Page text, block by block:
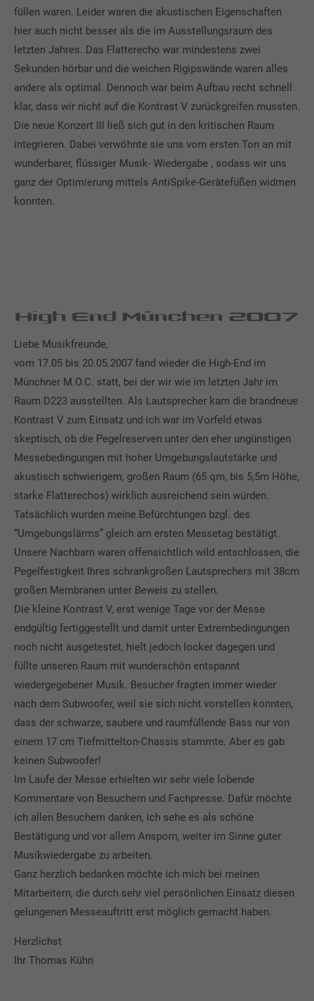
füllen waren. Leider waren die akustischen Eigenschaften
hier auch nicht besser als die im Ausstellungsraum des
letzten Jahres. Das Flatterecho war mindestens zwei
Sekunden hörbar und die weichen Rigipswände waren alles
andere als optimal. Dennoch war beim Aufbau recht schnell
klar, dass wir nicht auf die Kontrast V zurückgreifen mussten.
Die neue Konzert III ließ sich gut in den kritischen Raum
integrieren. Dabei verwöhnte sie uns vom ersten Ton an mit
wunderbarer, flüssiger Musik- Wiedergabe , sodass wir uns
ganz der Optimierung mittels AntiSpike-Gerätefüßen widmen
konnten.
High End München 2007
Liebe Musikfreunde,
vom 17.05 bis 20.05.2007 fand wieder die High-End im
Münchner M.O.C. statt, bei der wir wie im letzten Jahr im
Raum D223 ausstellten. Als Lautsprecher kam die brandneue
Kontrast V zum Einsatz und ich war im Vorfeld etwas
skeptisch, ob die Pegelreserven unter den eher ungünstigen
Messebedingungen mit hoher Umgebungslautstärke und
akustisch schwierigem, großen Raum (65 qm, bis 5,5m Höhe,
starke Flatterechos) wirklich ausreichend sein würden.
Tatsächlich wurden meine Befürchtungen bzgl. des
“Umgebungslärms” gleich am ersten Messetag bestätigt.
Unsere Nachbarn waren offensichtlich wild entschlossen, die
Pegelfestigkeit Ihres schrankgroßen Lautsprechers mit 38cm
großen Membranen unter Beweis zu stellen.
Die kleine Kontrast V, erst wenige Tage vor der Messe
endgültig fertiggestellt und damit unter Extrembedingungen
noch nicht ausgetestet, hielt jedoch locker dagegen und
füllte unseren Raum mit wunderschön entspannt
wiedergegebener Musik. Besucher fragten immer wieder
nach dem Subwoofer, weil sie sich nicht vorstellen konnten,
dass der schwarze, saubere und raumfüllende Bass nur von
einem 17 cm Tiefmittelton-Chassis stammte. Aber es gab
keinen Subwoofer!
Im Laufe der Messe erhielten wir sehr viele lobende
Kommentare von Besuchern und Fachpresse. Dafür möchte
ich allen Besuchern danken, ich sehe es als schöne
Bestätigung und vor allem Ansporn, weiter im Sinne guter
Musikwiedergabe zu arbeiten.
Ganz herzlich bedanken möchte ich mich bei meinen
Mitarbeitern, die durch sehr viel persönlichen Einsatz diesen
gelungenen Messeauftritt erst möglich gemacht haben.
Herzlichst
Ihr Thomas Kühn